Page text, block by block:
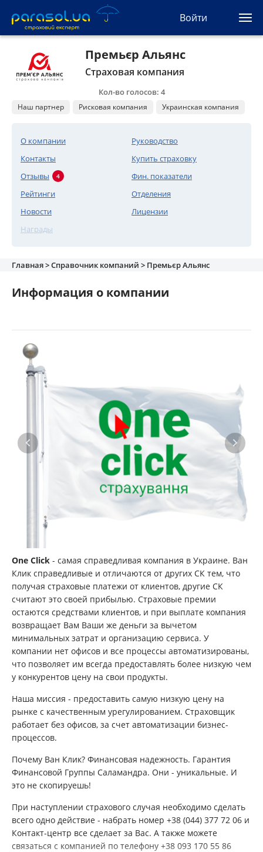
Войти
(093) 170-33-90
Ua En
Все сервисы
Туристическая
Автозащита
Партнерская программа
Реферальная программа
Премьєр Альянс
Страховая компания
Кол-во голосов: 4
Наш партнер Рисковая компания Украинская компания
О компании
Руководство
Контакты
Купить страховку
Отзывы
4
Фин. показатели
Рейтинги
Отделения
Новости
Лицензии
Награды
Главная >Справочник компаний > Премьєр Альянс
Информация о компании
One Click - самая справедливая компания в Украине. Ван
Клик справедливые и отличаются от других СК тем, что
получая страховые платежи от клиентов, другие СК
считают это своей прибылью. Страховые премии
остаются средствами клиентов, и при выплате компания
возвращает Вам Ваши же деньги за вычетом
минимальных затрат и организацию сервиса. У
компании нет офисов и все процессы автоматизированы,
что позволяет им всегда предоставлять более низкую чем
у конкурентов цену на свои продукты.
Наша миссия - предоставить самую низкую цену на
рынке с качественным урегулированием. Страховщик
работает без офисов, за счет автоматизации бизнес-
процессов.
Почему Ван Клик? Финансовая надежность. Гарантия
Финансовой Группы Саламандра. Они - уникальные. И
это не скопируешь!
При наступлении страхового случая необходимо сделать
всего одно действие - набрать номер +38 (044) 377 72 06 и
Контакт-центр все сделает за Вас. А также можете
связаться с компанией по телефону +38 093 170 55 86